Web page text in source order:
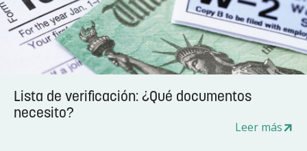
Lista de verificación: ¿Qué documentos
necesito?
Leer más